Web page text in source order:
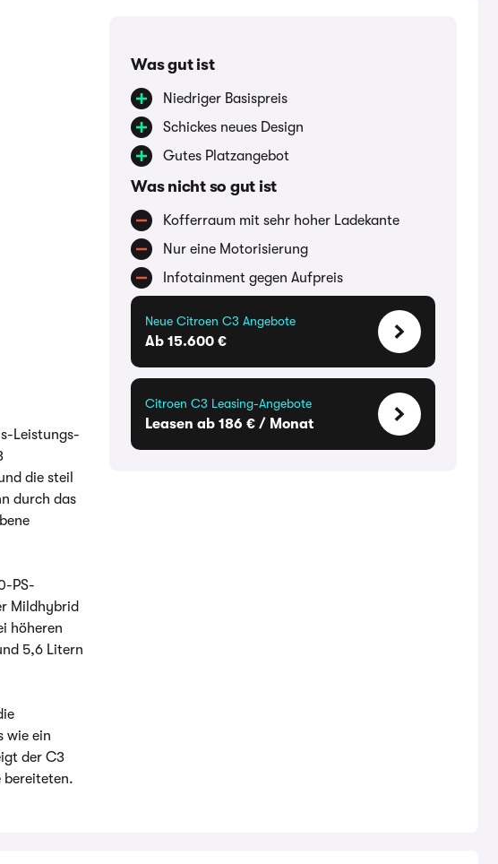
Leistungs-
die steil
durch das
PS-
Mildhybrid
höheren
5,6 Litern
wie ein
der C3
bereiteten.
Was gut ist
Niedriger Basispreis
Schickes neues Design
Gutes Platzangebot
Was nicht so gut ist
Kofferraum mit sehr hoher Ladekante
Nur eine Motorisierung
Infotainment gegen Aufpreis
Neue Citroen C3 Angebote
Ab 15.600 €
Citroen C3 Leasing-Angebote
Leasen ab 186 € / Monat